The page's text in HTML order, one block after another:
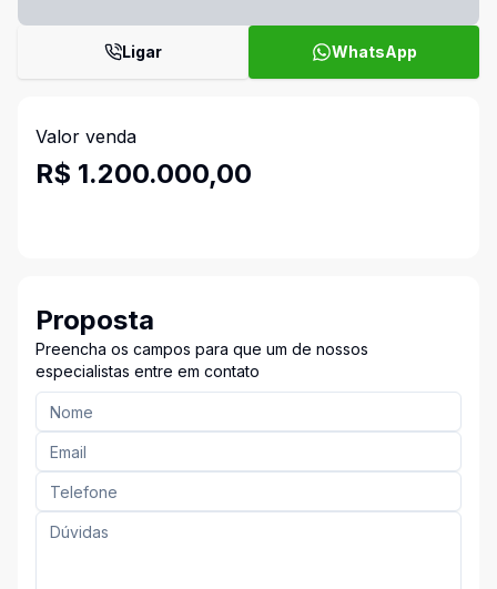
Ligar WhatsApp
Valor venda
R$ 1.200.000,00
Proposta
Preencha os campos para que um de nossos
especialistas entre em contato